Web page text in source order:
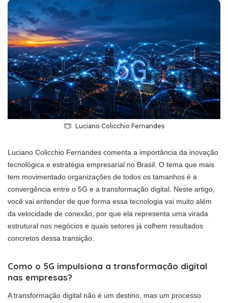
Luciano Colicchio Fernandes
Luciano Colicchio Fernandes comenta a importância da inovação
tecnológica e estratégia empresarial no Brasil. O tema que mais
tem movimentado organizações de todos os tamanhos é a
convergência entre o 5G e a transformação digital. Neste artigo,
você vai entender de que forma essa tecnologia vai muito além
da velocidade de conexão, por que ela representa uma virada
estrutural nos negócios e quais setores já colhem resultados
concretos dessa transição.
Como o 5G impulsiona a transformação digital
nas empresas?
A transformação digital não é um destino, mas um processo